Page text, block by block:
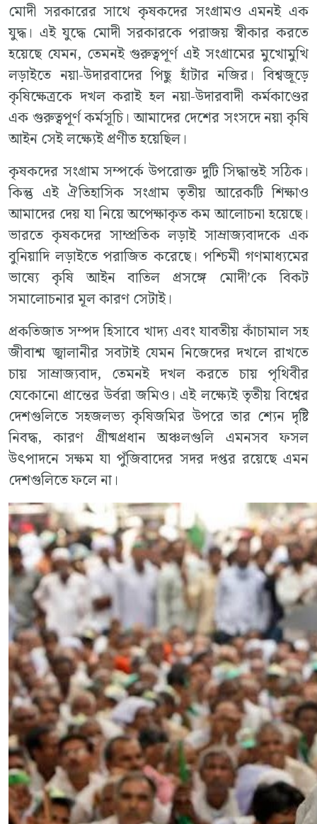
মোদী সরকারের সাথে কৃষকদের সংগ্রামও এমনই এক
যুদ্ধ। এই যুদ্ধে মোদী সরকারকে পরাজয় স্বীকার করতে
হয়েছে যেমন, তেমনই গুরুত্বপূর্ণ এই সংগ্রামের মুখোমুখি
লড়াইতে নয়া-উদারবাদের পিছু হাঁটার নজির। বিশ্বজূড়ে
কৃষিক্ষেত্রকে দখল করাই হল নয়া-উদারবাদী কর্মকাণ্ডের
এক গুরুত্বপূর্ণ কর্মসূচি। আমাদের দেশের সংসদে নয়া কৃষি
আইন সেই লক্ষ্যেই প্রণীত হয়েছিল।
কৃষকদের সংগ্রাম সম্পর্কে উপরোক্ত দুটি সিদ্ধান্তই সঠিক।
কিন্তু এই ঐতিহাসিক সংগ্রাম তৃতীয় আরেকটি শিক্ষাও
আমাদের দেয় যা নিয়ে অপেক্ষাকৃত কম আলোচনা হয়েছে।
ভারতে কৃষকদের সাম্প্রতিক লড়াই সাম্রাজ্যবাদকে এক
বুনিয়াদি লড়াইতে পরাজিত করেছে। পশ্চিমী গণমাধ্যমের
ভাষ্যে কৃষি আইন বাতিল প্রসঙ্গে মোদী’কে বিকট
সমালোচনার মূল কারণ সেটাই।
প্রকতিজাত সম্পদ হিসাবে খাদ্য এবং যাবতীয় কাঁচামাল সহ
জীবাশ্ম জ্বালানীর সবটাই যেমন নিজেদের দখলে রাখতে
চায় সাম্রাজ্যবাদ, তেমনই দখল করতে চায় পৃথিবীর
যেকোনো প্রান্তের উর্বরা জমিও। এই লক্ষ্যেই তৃতীয় বিশ্বের
দেশগুলিতে সহজলভ্য কৃষিজমির উপরে তার শ্যেন দৃষ্টি
নিবদ্ধ, কারণ গ্রীষ্মপ্রধান অঞ্চলগুলি এমনসব ফসল
উৎপাদনে সক্ষম যা পুঁজিবাদের সদর দপ্তর রয়েছে এমন
দেশগুলিতে ফলে না।